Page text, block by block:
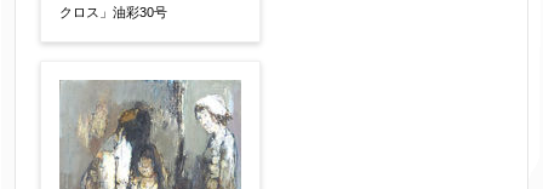
フリガナ 【任意】
メールアドレス 【必須】
クロス」油彩30号